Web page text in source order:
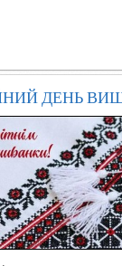
ДЕНЬ